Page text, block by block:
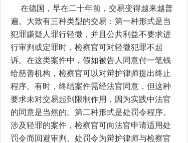
在德国，早在二十年前，交易变得越来越普
遍。大致有三种类型的交易：第一种形式是当
犯罪嫌疑人罪行轻微，并且公共利益不要求进
行审判或定罪时，检察官可对轻微犯罪不起
诉。在这类案件中，假如被告人同意付一笔钱
给慈善机构，检察官可以对辩护律师提出终止
程序。有时，终结案件需经法官同意，但这种
要求未对交易起到限制作用，因为实践中法官
的同意是当然的。第二种形式是处罚令程序。
涉及轻罪的案件，检察官可向法官申请适用处
罚令而回避审判。处罚令为辩护律师与检察官